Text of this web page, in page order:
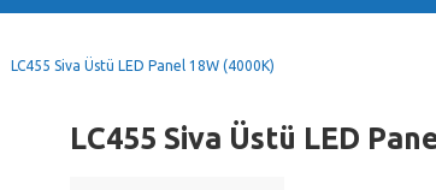
LC455 Siva Üstü LED Panel 18W (4000K)
LC455 Siva Üstü LED